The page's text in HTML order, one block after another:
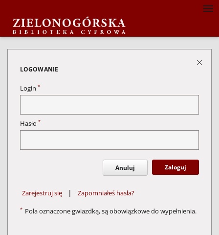
LOGOWANIE
Login *
Hasło *
Anuluj Zaloguj
Zarejestruj się | Zapomniałeś hasła?
* Pola oznaczone gwiazdką, są obowiązkowe do wypełnienia.